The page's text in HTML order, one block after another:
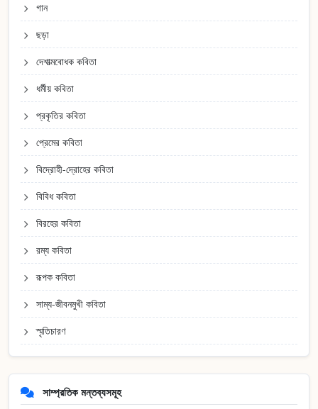
গান
ছড়া
দেশাত্মবোধক কবিতা
ধর্মীয় কবিতা
প্রকৃতির কবিতা
প্রেমের কবিতা
বিদ্রোহী-দ্রোহের কবিতা
বিবিধ কবিতা
বিরহের কবিতা
রম্য কবিতা
রূপক কবিতা
সাম্য-জীবনমুখী কবিতা
স্মৃতিচারণ
সাম্প্রতিক মন্তব্যসমূহ